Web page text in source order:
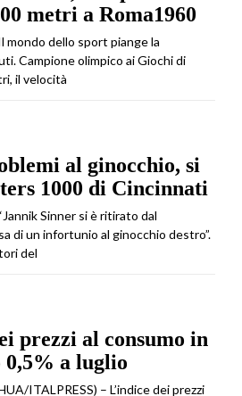
metri a Roma1960
mondo dello sport piange la
Campione olimpico ai Giochi di
il velocità
al ginocchio, si
1000 di Cincinnati
Sinner si è ritirato dal
di un infortunio al ginocchio destro”.
del
prezzi al consumo in
0,5% a luglio
ITALPRESS) – L’indice dei prezzi